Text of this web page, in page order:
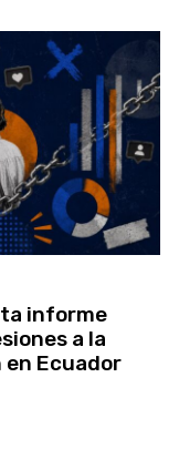
informe
a la
Ecuador